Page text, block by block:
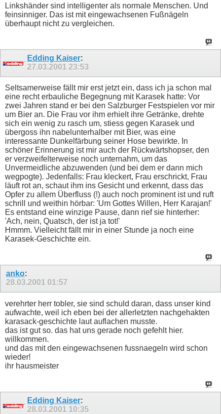
Linkshänder sind intelligenter als normale Menschen. Und
feinsinniger. Das ist mit eingewachsenen Fußnägeln
überhaupt nicht zu vergleichen.
Edding Kaiser:
27.03.2001 23:53
Seltsamerweise fällt mir erst jetzt ein, dass ich ja schon mal
eine recht erbauliche Begegnung mit Karasek hatte: Vor
zwei Jahren stand er bei den Salzburger Festspielen vor mir
um Bier an. Die Frau vor ihm erhielt ihre Getränke, drehte
sich ein wenig zu rasch um, stiess gegen Karasek und
übergoss ihn nabelunterhalber mit Bier, was eine
interessante Dunkelfärbung seiner Hose bewirkte. In
schöner Erinnerung ist mir auch der Rückwärtshopser, den
er verzweifelterweise noch unternahm, um das
Unvermeidliche abzuwenden (und bei dem er dann mich
wegpogte). Jedenfalls: Frau kleckert, Frau erschrickt, Frau
läuft rot an, schaut ihm ins Gesicht und erkennt, dass das
Opfer zu allem Überfluss (!) auch noch prominent ist und ruft
schrill und weithin hörbar: 'Um Gottes Willen, Herr Karajan!'
Es entstand eine winzige Pause, dann rief sie hinterher:
'Ach, nein, Quatsch, der ist ja tot!'
Hmmm. Vielleicht fällt mir in einer Stunde ja noch eine
Karasek-Geschichte ein.
anko:
28.03.2001 01:57
verehrter herr tobler, sie sind schuld daran, dass unser kind
aufwachte, weil ich eben bei der allerletzten nachgehakten
karasack-geschichte laut auflachen musste.
das ist gut so. das hat uns gerade noch gefehlt hier.
willkommen.
und das mit den eingewachsenen fussnaegeln wird schon
wieder!
ihr hausmeister
Edding Kaiser:
28.03.2001 10:35